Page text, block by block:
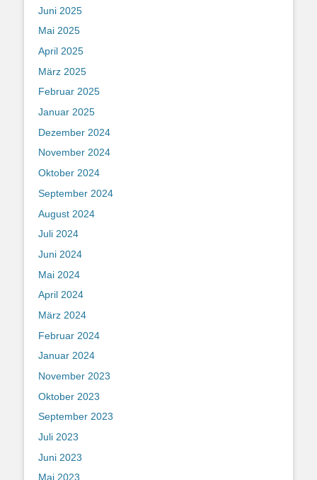
Juni 2025
Mai 2025
April 2025
März 2025
Februar 2025
Januar 2025
Dezember 2024
November 2024
Oktober 2024
September 2024
August 2024
Juli 2024
Juni 2024
Mai 2024
April 2024
März 2024
Februar 2024
Januar 2024
November 2023
Oktober 2023
September 2023
Juli 2023
Juni 2023
Mai 2023